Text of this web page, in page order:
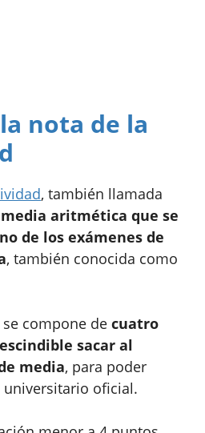
nota de la
, también llamada
media aritmética que se
de los exámenes de
, también conocida como
compone de cuatro
sacar al
media, para poder
universitario oficial.